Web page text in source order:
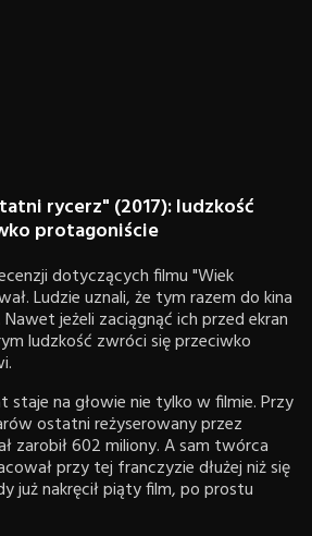
rycerz" (2017): ludzkość
protagoniście
dotyczących filmu "Wiek
Ludzie uznali, że tym razem do kina
jeżeli zaciągnąć ich przed ekran
ludzkość zwróci się przeciwko
na głowie nie tylko w filmie. Przy
ostatni reżyserowany przez
zarobił 602 miliony. A sam twórca
przy tej franczyzie dłużej niż się
już nakręcił piąty film, po prostu